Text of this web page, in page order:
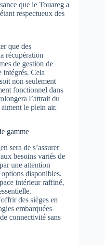
que le Touareg a
respectueux des
que des
récupération
de gestion de
intégrés. Cela
non seulement
fonctionnel dans
l’attrait du
le plein air.
gamme
sera de s’assurer
besoins variés de
une attention
disponibles.
intérieur raffiné,
des sièges en
embarquées
connectivité sans